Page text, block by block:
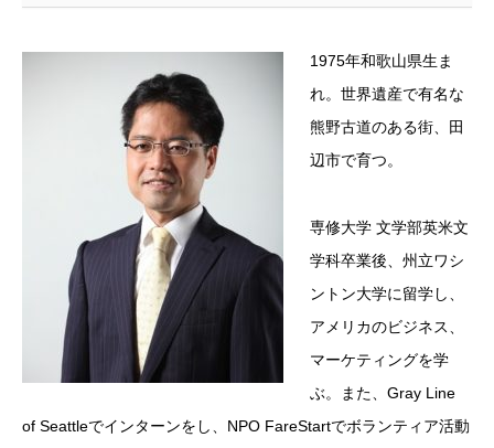
1975年和歌山県生ま
れ。世界遺産で有名な
熊野古道のある街、田
辺市で育つ。
専修大学 文学部英米文
学科卒業後、州立ワシ
ントン大学に留学し、
アメリカのビジネス、
マーケティングを学
ぶ。また、Gray Line
of Seattleでインターンをし、NPO FareStartでボランティア活動